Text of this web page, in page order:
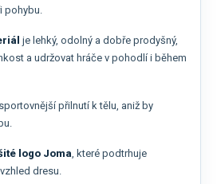
pohybu.
je lehký, odolný a dobře prodyšný,
a udržovat hráče v pohodlí i během
přilnutí k tělu, aniž by
logo Joma, které podtrhuje
dresu.